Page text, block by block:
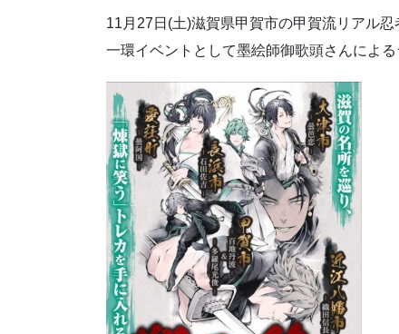
11月27日(土)滋賀県甲賀市の甲賀流リアル
一環イベントとして墨絵師御歌頭さんによ